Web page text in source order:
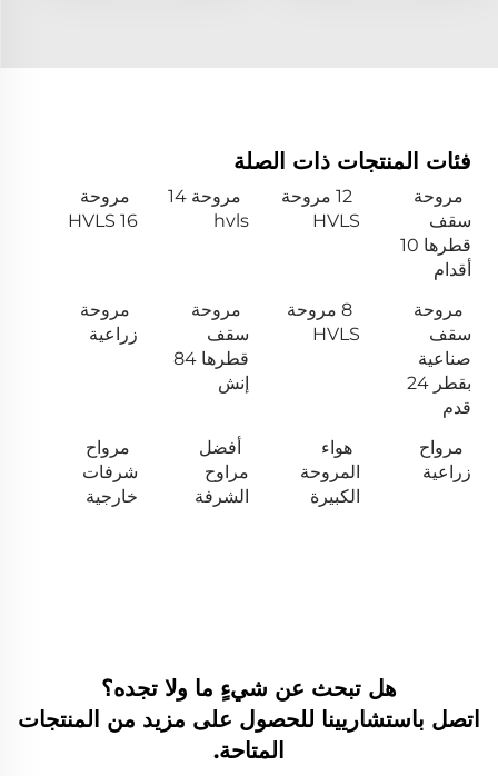
فئات المنتجات ذات الصلة
مروحة
سقف
قطرها 10
أقدام
12 مروحة
HVLS
مروحة 14
hvls
مروحة
HVLS 16
مروحة
سقف
صناعية
بقطر 24
قدم
8 مروحة
HVLS
مروحة
سقف
قطرها 84
إنش
مروحة
زراعية
مرواح
زراعية
هواء
المروحة
الكبيرة
أفضل
مراوح
الشرفة
مرواح
شرفات
خارجية
هل تبحث عن شيءٍ ما ولا تجده؟
اتصل باستشاريينا للحصول على مزيد من المنتجات
المتاحة.